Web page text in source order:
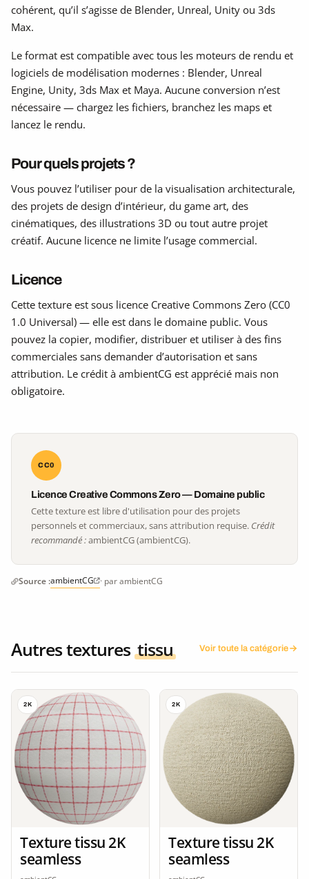
cohérent, qu’il s’agisse de Blender, Unreal, Unity ou 3ds
Max.
Le format est compatible avec tous les moteurs de rendu et
logiciels de modélisation modernes : Blender, Unreal
Engine, Unity, 3ds Max et Maya. Aucune conversion n’est
nécessaire — chargez les fichiers, branchez les maps et
lancez le rendu.
Pour quels projets ?
Vous pouvez l’utiliser pour de la visualisation architecturale,
des projets de design d’intérieur, du game art, des
cinématiques, des illustrations 3D ou tout autre projet
créatif. Aucune licence ne limite l’usage commercial.
Licence
Cette texture est sous licence Creative Commons Zero (CC0
1.0 Universal) — elle est dans le domaine public. Vous
pouvez la copier, modifier, distribuer et utiliser à des fins
commerciales sans demander d’autorisation et sans
attribution. Le crédit à ambientCG est apprécié mais non
obligatoire.
CC0
Licence Creative Commons Zero — Domaine public
Cette texture est libre d'utilisation pour des projets
personnels et commerciaux, sans attribution requise. Crédit
recommandé :ambientCG (ambientCG).
Source :ambientCG · par ambientCG
Autres textures tissu Voir toute la catégorie
2K
Texture tissu 2K
seamless
2K
Texture tissu 2K
seamless